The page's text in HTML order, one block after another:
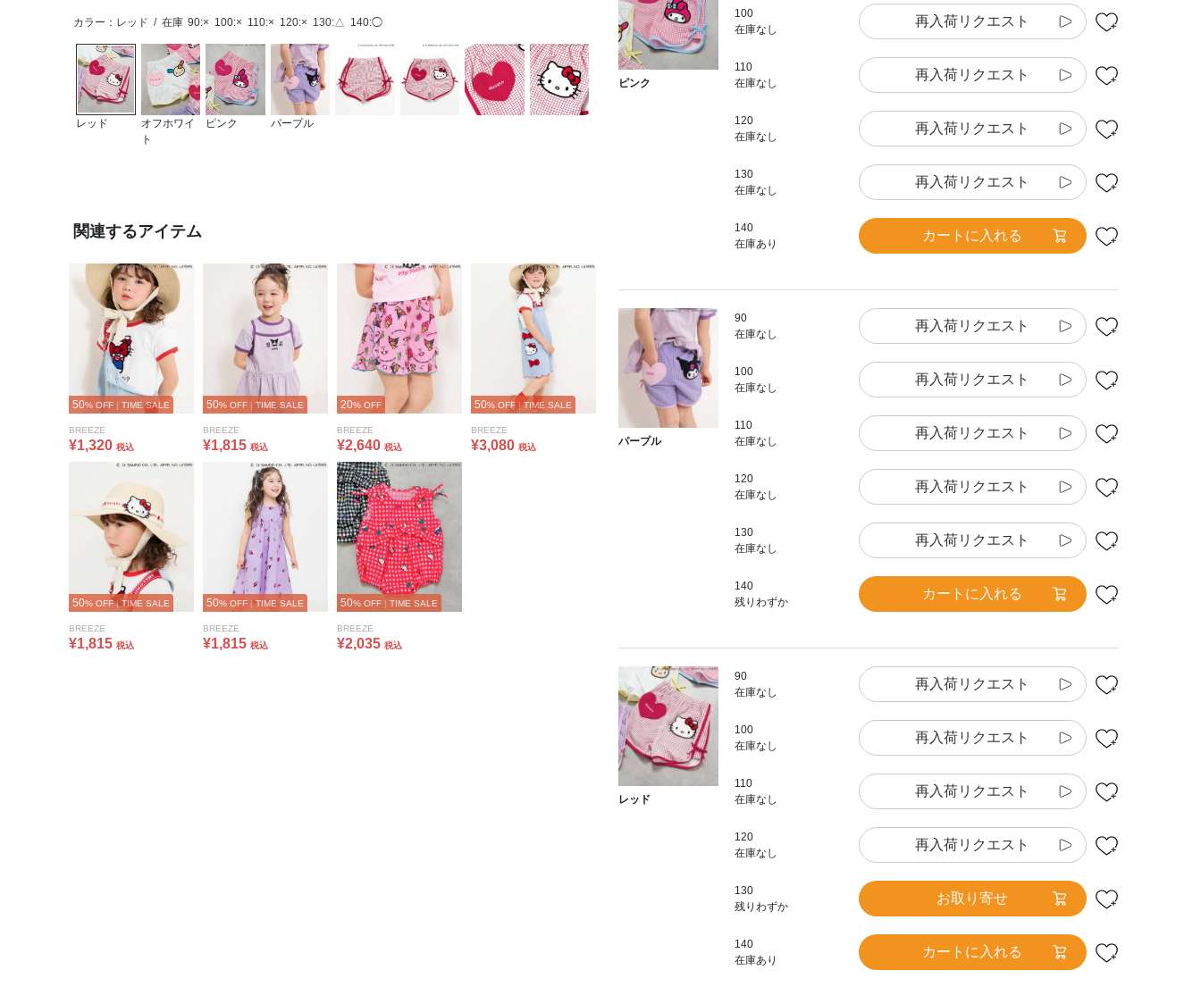
カラー：レッド / 在庫 90:× 100:× 110:× 120:× 130:△ 140:◯
レッド
オフホワイ
ト
ピンク パープル
関連するアイテム
50% OFF | TIME SALE
BREEZE
¥1,320 税込
50% OFF | TIME SALE
BREEZE
¥1,815 税込
20% OFF
BREEZE
¥2,640 税込
50% OFF | TIME SALE
BREEZE
¥3,080 税込
50% OFF | TIME SALE
BREEZE
¥1,815 税込
50% OFF | TIME SALE
BREEZE
¥1,815 税込
50% OFF | TIME SALE
BREEZE
¥2,035 税込
ピンク
100
在庫なし
再入荷リクエスト
110
在庫なし
再入荷リクエスト
120
在庫なし
再入荷リクエスト
130
在庫なし
再入荷リクエスト
140
在庫あり
カートに入れる
パープル
90
在庫なし
再入荷リクエスト
100
在庫なし
再入荷リクエスト
110
在庫なし
再入荷リクエスト
120
在庫なし
再入荷リクエスト
130
在庫なし
再入荷リクエスト
140
残りわずか
カートに入れる
レッド
90
在庫なし
再入荷リクエスト
100
在庫なし
再入荷リクエスト
110
在庫なし
再入荷リクエスト
120
在庫なし
再入荷リクエスト
130
残りわずか
お取り寄せ
140
在庫あり
カートに入れる